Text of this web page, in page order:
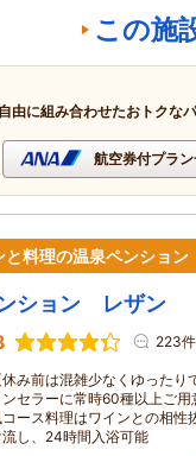
この施
由に組み合わせたおトクな
航空券付プラ
料理の温泉ペンション
ション レザン
223件
み前は混雑少なくゆった
ンセラーに常時60種以上ご
ース料理はワインとの相
し、24時間入浴可能